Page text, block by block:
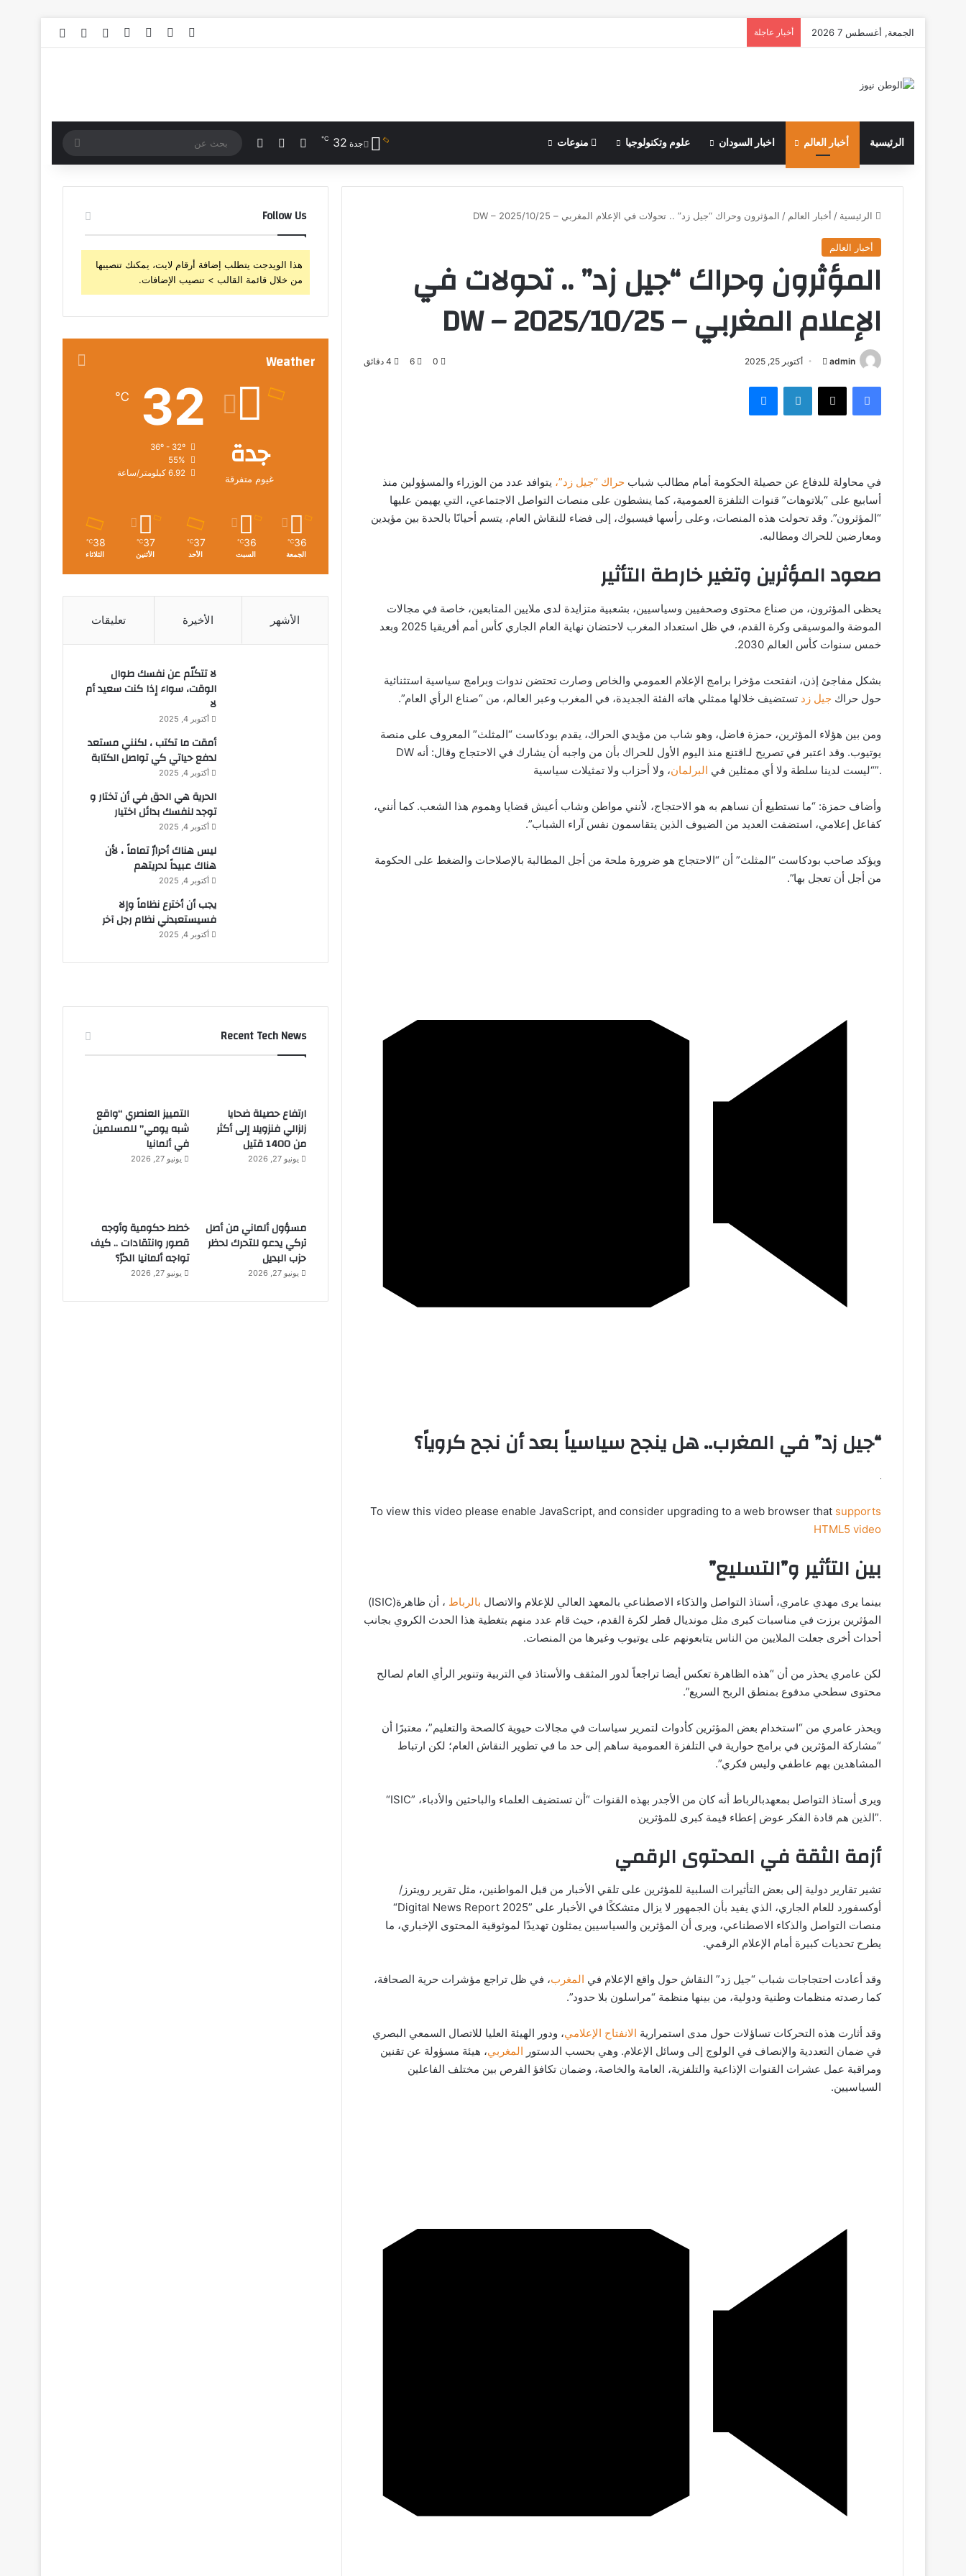
الجمعة, أغسطس 7 2026 أخبار عاجلة فيسبوك ‫YouTubeانستقرامتسجيل الدخول
مقال عشوائي
الرئيسية أخبار العالم اخبار السودان علوم وتكنولوجيا منوعات جدة 32
℃ مقال عشوائي
إضافة عمود جانبي
الوضع المظلم
عن
الرئيسية / أخبار العالم / المؤثرون وحراك “جيل زد” .. تحولات في الإعلام المغربي – DW – 2025/10/25
أخبار العالم
المؤثرون وحراك “جيل زد” .. تحولات في
الإعلام المغربي – DW – 2025/10/25
admin
ل
د
ا
إ
ل
ت
أكتوبر 25, 2025 0
6
فيسبوك لينكدإن
في محاولة للدفاع عن حصيلة الحكومة أمام مطالب شباب حراك “جيل زد”، يتوافد عدد من الوزراء والمسؤولين منذ
أسابيع على “بلاتوهات” قنوات التلفزة العمومية، كما ينشطون على منصات التواصل الاجتماعي، التي يهيمن عليها
“المؤثرون”. وقد تحولت هذه المنصات، وعلى رأسها فيسبوك، إلى فضاء للنقاش العام، يتسم أحيانًا بالحدة بين مؤيدين
ومعارضين للحراك ومطالبه.
صعود المؤثرين وتغير خارطة التأثير
يحظى المؤثرون، من صناع محتوى وصحفيين وسياسيين، بشعبية متزايدة لدى ملايين المتابعين، خاصة في مجالات
الموضة والموسيقى وكرة القدم، في ظل استعداد المغرب لاحتضان نهاية العام الجاري كأس أمم أفريقيا 2025 وبعد
خمس سنوات كأس العالم 2030.
بشكل مفاجئ إذن، انفتحت مؤخرا برامج الإعلام العمومي والخاص وصارت تحتضن ندوات وبرامج سياسية استثنائية
حول حراك جيل زد تستضيف خلالها ممثلي هاته الفئة الجديدة، في المغرب وعبر العالم، من “صناع الرأي العام”.
ومن بين هؤلاء المؤثرين، حمزة فاضل، وهو شاب من مؤيدي الحراك، يقدم بودكاست “المثلث” المعروف على منصة
يوتيوب. وقد اعتبر في تصريح لـ
DW أنه اقتنع منذ اليوم الأول للحراك بأن من واجبه أن يشارك في الاحتجاج وقال:
“ليست لدينا سلطة ولا أي ممثلين في البرلمان ، ولا أحزاب ولا تمثيلات سياسية”.
وأضاف حمزة: “ما نستطيع أن نساهم به هو الاحتجاج، لأنني مواطن وشاب أعيش قضايا وهموم هذا الشعب. كما أنني،
كفاعل إعلامي، استضفت العديد من الضيوف الذين يتقاسمون نفس آراء الشباب”.
ويؤكد صاحب بودكاست “المثلث” أن “الاحتجاج هو ضرورة ملحة من أجل المطالبة بالإصلاحات والضغط على الحكومة
من أجل أن تعجل بها”.
“جيل زد” في المغرب.. هل ينجح سياسياً بعد أن نجح كروياً؟
To view this video please enable JavaScript, and consider upgrading to a web browser that supports
HTML5 video
بين التأثير و”التسليع”
بينما يرى مهدي عامري، أستاذ التواصل والذكاء الاصطناعي بالمعهد العالي للإعلام والاتصال بالرباط (ISIC)، أن ظاهرة
المؤثرين برزت في مناسبات كبرى مثل مونديال قطر لكرة القدم، حيث قام عدد منهم بتغطية هذا الحدث الكروي بجانب
أحداث أخرى جعلت الملايين من الناس يتابعونهم على يوتيوب وغيرها من المنصات.
لكن عامري يحذر من أن “هذه الظاهرة تعكس أيضا تراجعاً لدور المثقف والأستاذ في التربية وتنوير الرأي العام لصالح
محتوى سطحي مدفوع بمنطق الربح السريع”.
ويحذر عامري من “استخدام بعض المؤثرين كأدوات لتمرير سياسات في مجالات حيوية كالصحة والتعليم”، معتبرًا أن
“مشاركة المؤثرين في برامج حوارية في التلفزة العمومية ساهم إلى حد ما في تطوير النقاش العام؛ لكن ارتباط
المشاهدين بهم عاطفي وليس فكري”.
ويرى أستاذ التواصل بمعهد “ISIC” بالرباط أنه كان من الأجدر بهذه القنوات “أن تستضيف العلماء والباحثين والأدباء،
الذين هم قادة الفكر عوض إعطاء قيمة كبرى للمؤثرين”.
أزمة الثقة في المحتوى الرقمي
تشير تقارير دولية إلى بعض التأثيرات السلبية للمؤثرين على تلقي الأخبار من قبل المواطنين، مثل تقرير رويترز/
أوكسفورد للعام الجاري
“Digital News Report 2025” ، الذي يفيد بأن الجمهور لا يزال متشككًا في الأخبار على
منصات التواصل والذكاء الاصطناعي، ويرى أن المؤثرين والسياسيين يمثلون تهديدًا لموثوقية المحتوى الإخباري، ما
يطرح تحديات كبيرة أمام الإعلام الرقمي.
وقد أعادت احتجاجات شباب “جيل زد” النقاش حول واقع الإعلام في المغرب، في ظل تراجع مؤشرات حرية الصحافة،
كما رصدته منظمات وطنية ودولية، من بينها منظمة “مراسلون بلا حدود”.
وقد أثارت هذه التحركات تساؤلات حول مدى استمرارية الانفتاح الإعلامي، ودور الهيئة العليا للاتصال السمعي البصري
في ضمان التعددية والإنصاف في الولوج إلى وسائل الإعلام. وهي بحسب الدستور المغربي، هيئة مسؤولة عن تقنين
ومراقبة عمل عشرات القنوات الإذاعية والتلفزية، العامة والخاصة، وضمان تكافؤ الفرص بين مختلف الفاعلين
السياسيين.
Follow Us
هذا الويدجت يتطلب إضافة أرقام لايت، يمكنك تنصيبها
من خلال قائمة القالب > تنصيب الإضافات.
Weather
جدة
غيوم متفرقة
32
℃
36º - 32º
55%
6.92 كيلومتر/ساعة
36
℃
الجمعة
36
℃
السبت
37
℃
الأحد
37
℃
الأثنين
38
℃
الثلاثاء
الأشهر الأخيرة تعليقات
لا تتكلّم عن نفسك طوال
الوقت، سواء إذا كنت سعيد أم
لا
أكتوبر 4, 2025
أمقت ما تكتب ، لكنني مستعد
لدفع حياتي كي تواصل الكتابة
أكتوبر 4, 2025
الحرية هي الحق في أن تختار و
توجد لنفسك بدائل اختيار
أكتوبر 4, 2025
ليس هناك أحرارٌ تماماً ، لأن
هناك عبيداً لحريتهم
أكتوبر 4, 2025
يجب أن أخترع نظاماً وإلا
فسيستعبدني نظام رجل آخر
أكتوبر 4, 2025
Recent Tech News
ارتفاع حصيلة ضحايا
زلزالي فنزويلا إلى أكثر
من 1400 قتيل
يونيو 27, 2026
التمييز العنصري “واقع
شبه يومي” للمسلمين
في ألمانيا
يونيو 27, 2026
مسؤول ألماني من أصل
تركي يدعو للتحرك لحظر
حزب البديل
يونيو 27, 2026
خطط حكومية وأوجه
قصور وانتقادات .. كيف
تواجه ألمانيا الحرّ؟
يونيو 27, 2026